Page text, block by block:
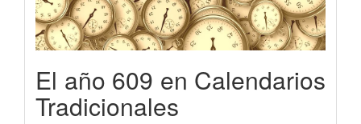
El año 609 en Calendarios
Tradicionales